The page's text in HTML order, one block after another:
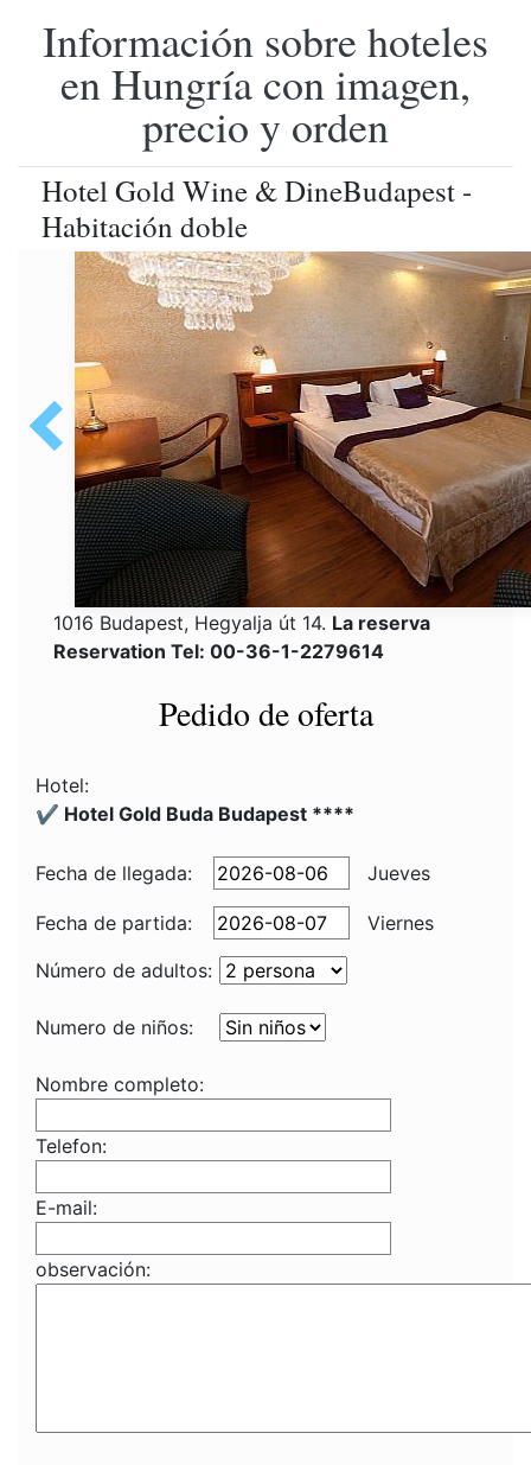
Información sobre hoteles
en Hungría con imagen,
precio y orden
Hotel Gold Wine & DineBudapest -
Habitación doble
1016 Budapest, Hegyalja út 14. La reserva
Reservation Tel: 00-36-1-2279614
Pedido de oferta
Hotel:
✔️ Hotel Gold Buda Budapest ****
Fecha de llegada: Jueves
Fecha de partida:
Viernes
Número de adultos:
Numero de niños:
Nombre completo:
Telefon:
E-mail:
observación: